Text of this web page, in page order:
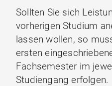
Sollten Sie sich
vorherigen Studium
lassen wollen, so
ersten
Fachsemester im
Studiengang erfolgen.